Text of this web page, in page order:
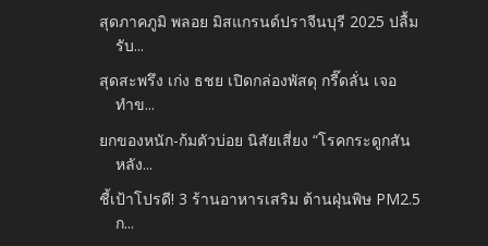
สุดภาคภูมิ พลอย มิสแกรนด์ปราจีนบุรี 2025 ปลื้ม
รับ...
สุดสะพรึง เก่ง ธชย เปิดกล่องพัสดุ กรี๊ดลั่น เจอ
ทำข...
ยกของหนัก-ก้มตัวบ่อย นิสัยเสี่ยง “โรคกระดูกสัน
หลัง...
ชี้เป้าโปรดี! 3 ร้านอาหารเสริม ต้านฝุ่นพิษ PM2.5
ก...